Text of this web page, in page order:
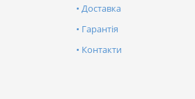
Доставка
Гарантія
Контакти